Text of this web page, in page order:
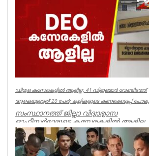
പൂർവമായ ശ്രമമാണ് യു ഡി എഫ്
നടത്തുന്നതെന്ന് സിപിഐഎം
Kerala
ഡിഇഒ കസേരകളില്‍ ആളില്ല; 41 ഡിഇഒമാര്‍ വേണ്ടിടത്ത്
ആകെയുള്ളത് 20 പേര്‍; കുട്ടികളുടെ കണക്കെടുപ്പ്
സംസ്ഥാനത്ത് ജില്ലാ വിദ്യാഭ്യാസ
ഓഫീസര്‍മാരുടെ കസേരകളില്‍ ആളില്ല.
ഡിഇഒമാരില്‍ നിലവില്‍ ഉള്ളത് 20 പ...
Kerala